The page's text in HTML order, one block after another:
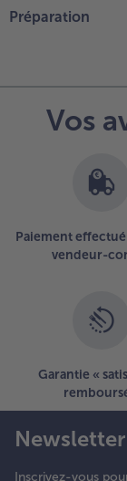
Préparation
Vos
Paiement
vendeur-
Garantie «
Newsletter
Inscrivez-vous